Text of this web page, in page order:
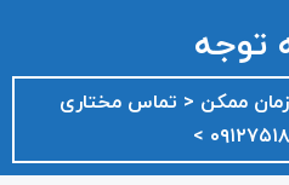
توجه
ممکن ‌< تماس مختاری
>